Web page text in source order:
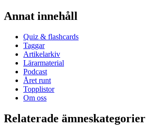
Annat innehåll
Quiz & flashcards
Taggar
Artikelarkiv
Lärarmaterial
Podcast
Året runt
Topplistor
Om oss
Relaterade ämneskategorier